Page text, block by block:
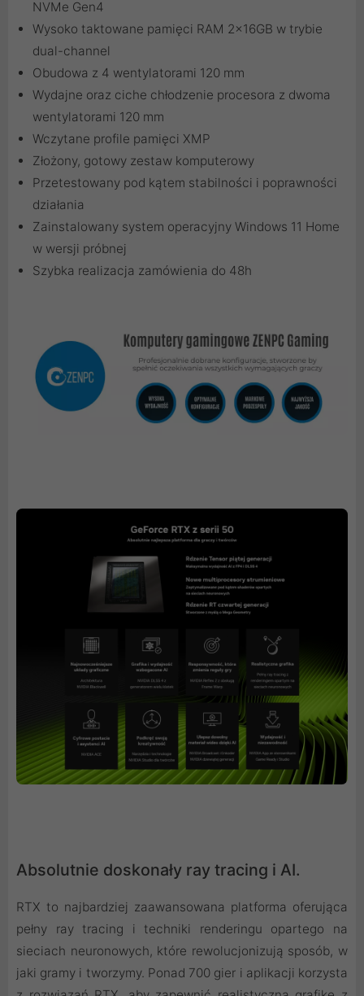
NVMe Gen4
Wysoko taktowane pamięci RAM 2x16GB w trybie
dual-channel
Obudowa z 4 wentylatorami 120 mm
Wydajne oraz ciche chłodzenie procesora z dwoma
wentylatorami 120 mm
Wczytane profile pamięci XMP
Złożony, gotowy zestaw komputerowy
Przetestowany pod kątem stabilności i poprawności
działania
Zainstalowany system operacyjny Windows 11 Home
w wersji próbnej
Szybka realizacja zamówienia do 48h
Absolutnie doskonały ray tracing i AI.
RTX to najbardziej zaawansowana platforma oferująca
pełny ray tracing i techniki renderingu opartego na
sieciach neuronowych, które rewolucjonizują sposób, w
jaki gramy i tworzymy. Ponad 700 gier i aplikacji korzysta